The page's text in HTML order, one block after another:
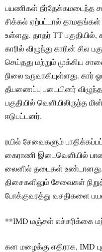
பயணிகள் நீர்தேக்கமடைந்த
சிக்கல் ஏற்பட்டால் தாமதங்கள்
உள்ளது. தாதர் TT
காரில் விழுந்து காரின்
செய்தது மற்றும் முக்கிய
நிலை உருவாகியுள்ளது. கார்
தீயணைப்பு படையினர்
பகுதியில் வெளியிலிருந்த
ஈடுபட்டனர்.
ரயில் சேவைகளும்
கைராணி இடைவெளியில்
லைனில் தடைகள் உண்டானது.
திசைகளிலும் சேவைகள்
போக்குவரத்து வசதிகளை
**IMD மஞ்சள் எச்சரிக்கை
கன மழைக்கு எதிராக, IMD